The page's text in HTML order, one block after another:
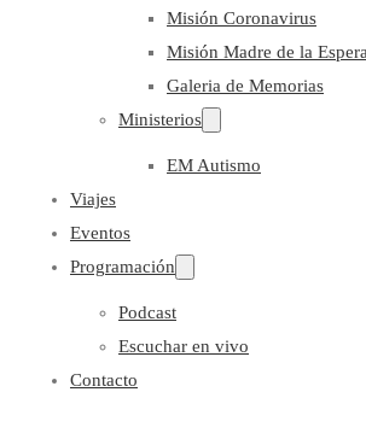
Misión Coronavirus
Misión Madre de la
Galeria de Memorias
Ministerios
EM Autismo
Viajes
Eventos
Programación
Podcast
Escuchar en vivo
Contacto